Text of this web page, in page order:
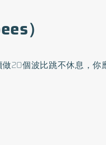
）
做20個波比跳不休息，你